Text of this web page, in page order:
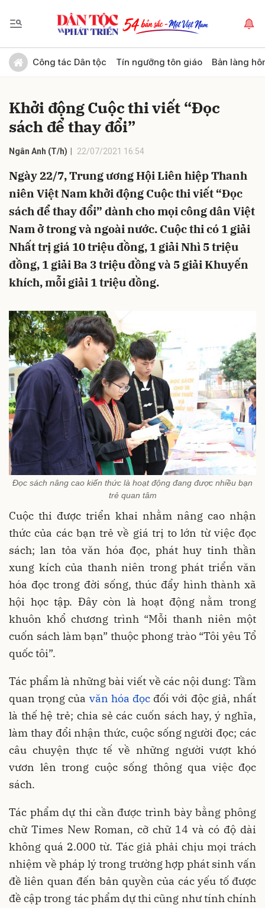
Công tác Dân tộc Tín ngưỡng tôn giáo Bản làng
Khởi động Cuộc thi viết “Đọc
sách để thay đổi”
Ngân Anh (T/h) 22/07/2021 16:54
Ngày 22/7, Trung ương Hội Liên hiệp Thanh
niên Việt Nam khởi động Cuộc thi viết “Đọc
sách để thay đổi” dành cho mọi công dân Việt
Nam ở trong và ngoài nước. Cuộc thi có 1 giải
Nhất trị giá 10 triệu đồng, 1 giải Nhì 5 triệu
đồng, 1 giải Ba 3 triệu đồng và 5 giải Khuyến
khích, mỗi giải 1 triệu đồng.
Đọc sách nâng cao kiến thức là hoạt động đang được nhiều bạn
trẻ quan tâm
Cuộc thi được triển khai nhằm nâng cao nhận
thức của các bạn trẻ về giá trị to lớn từ việc đọc
sách; lan tỏa văn hóa đọc, phát huy tinh thần
xung kích của thanh niên trong phát triển văn
hóa đọc trong đời sống, thúc đẩy hình thành xã
hội học tập. Đây còn là hoạt động nằm trong
khuôn khổ chương trình “Mỗi thanh niên một
cuốn sách làm bạn” thuộc phong trào “Tôi yêu Tổ
quốc tôi”.
Tác phẩm là những bài viết về các nội dung: Tầm
quan trọng của văn hóa đọc đối với độc giả, nhất
là thế hệ trẻ; chia sẻ các cuốn sách hay, ý nghĩa,
làm thay đổi nhận thức, cuộc sống người đọc; các
câu chuyện thực tế về những người vượt khó
vươn lên trong cuộc sống thông qua việc đọc
sách.
Tác phẩm dự thi cần được trình bày bằng phông
chữ Times New Roman, cỡ chữ 14 và có độ dài
không quá 2.000 từ. Tác giả phải chịu mọi trách
nhiệm về pháp lý trong trường hợp phát sinh vấn
đề liên quan đến bản quyền của các yếu tố được
đề cập trong tác phẩm dự thi cũng như tính chính
Gửi bình luận
Hủy Gửi